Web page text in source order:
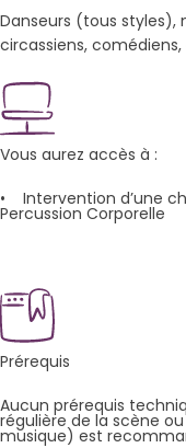
Danseurs (tous
circassiens,
Vous aurez accès à :
• Intervention d’une
Percussion Corporelle
Prérequis
Aucun prérequis
régulière de la scène
musique) est